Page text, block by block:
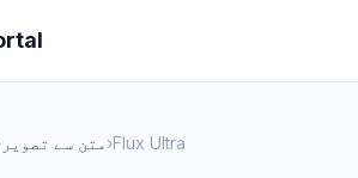
متن سے تصویر›Flux Ultra